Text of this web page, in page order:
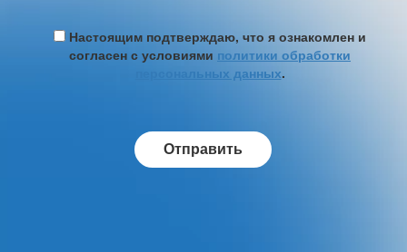
Настоящим подтверждаю, что я ознакомлен и
согласен с условиями политики обработки
персональных данных.